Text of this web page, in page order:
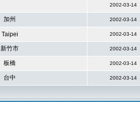
2002-03-14
加州 2002-03-14
Taipei 2002-03-14
新竹市 2002-03-14
板橋 2002-03-14
台中 2002-03-14